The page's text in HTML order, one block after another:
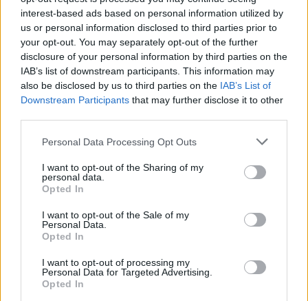
interest-based ads based on personal information utilized by
us or personal information disclosed to third parties prior to
your opt-out. You may separately opt-out of the further
disclosure of your personal information by third parties on the
IAB’s list of downstream participants. This information may
also be disclosed by us to third parties on the IAB’s List of
Downstream Participants that may further disclose it to other
Personal Data Processing Opt Outs
I want to opt-out of the Sharing of my
personal data.
Opted In
I want to opt-out of the Sale of my
Personal Data.
Opted In
I want to opt-out of processing my
Personal Data for Targeted Advertising.
Opted In